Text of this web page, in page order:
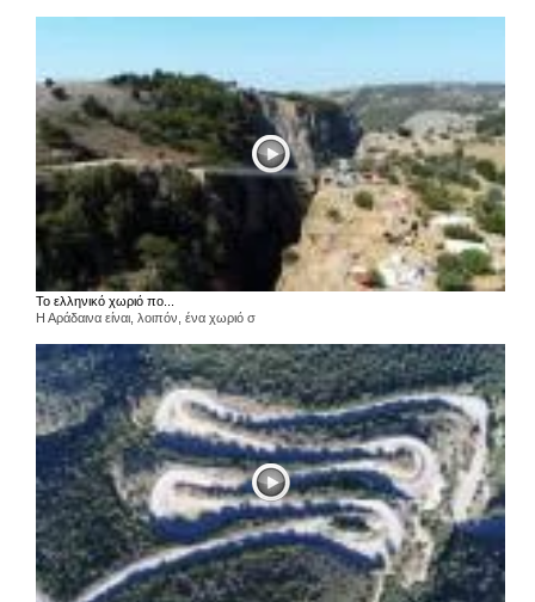
Το ελληνικό χωριό πο...
Η Αράδαινα είναι, λοιπόν, ένα χωριό σ